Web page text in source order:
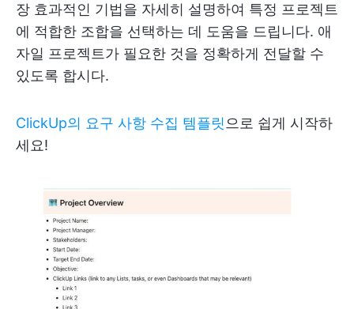
장 효과적인 기법을 자세히 설명하여 특정 프로젝트
에 적합한 조합을 선택하는 데 도움을 드립니다. 애
자일 프로젝트가 필요한 것을 정확하게 전달할 수
있도록 합시다.
ClickUp의 요구 사항 수집 템플릿 으로 쉽게 시작하
세요!